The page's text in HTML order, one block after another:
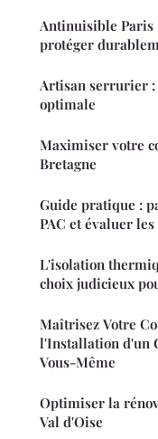
Antinuisible Paris
protéger
Artisan serrurier :
optimale
Maximiser votre
Bretagne
Guide pratique :
PAC et évaluer
L'isolation
choix judicieux
Maîtrisez Votre
l'Installation d'un
Vous-Même
Optimiser la
Val d'Oise